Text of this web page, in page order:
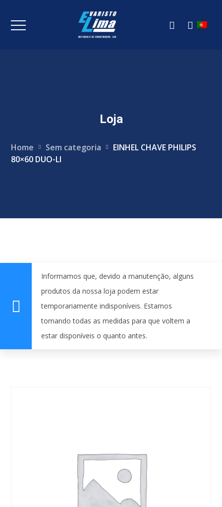
Loja
Home Sem categoria
EINHEL CHAVE PHILIPS
80×60 DUO-LI
Informamos que, devido a manutenção, alguns
produtos da nossa loja podem estar
temporariamente indisponíveis. Estamos
tomando todas as medidas para que voltem a
estar disponíveis o quanto antes.